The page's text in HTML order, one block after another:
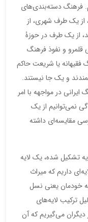
دسته‌بندی‌های
از یک طرف شهری، از
از یک طرف در حوزۀ
و نفوذ فرهنگ
یا شریعت حاکم
و یک جا نیستند.
در مواجهه با امر
نمی‌توانیم از یک
مقایسه‌‌ای داشته
تشکیل شده، یک لایه
داریم که میراث
خودمان یعنی نسل
ترکیب لایه‌های
دیگران می‌گیریم که آن